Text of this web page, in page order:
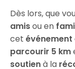
Dès lors, que
amisou en
cetévénement
parcourir 5 km
soutienà la